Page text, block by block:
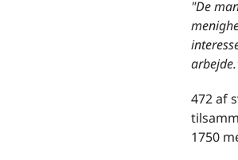
"De
472 af
1750